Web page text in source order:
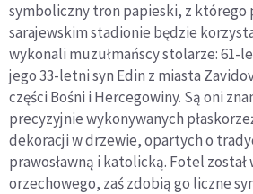
symboliczny tron papieski, z którego
sarajewskim stadionie będzie
wykonali muzułmańscy stolarze: 61-
jego 33-letni syn Edin z miasta
części Bośni i Hercegowiny. Są oni
precyzyjnie wykonywanych
dekoracji w drzewie, opartych o
prawosławną i katolicką. Fotel został
orzechowego, zaś zdobią go liczne